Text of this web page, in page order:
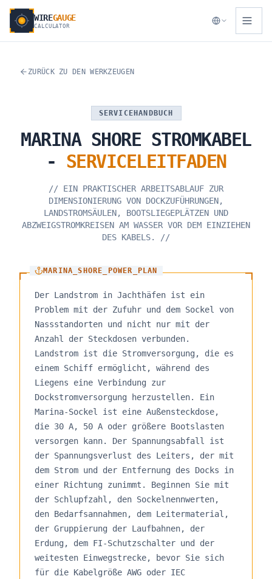
WIREGAUGE
CALCULATOR
ZURÜCK ZU DEN WERKZEUGEN
SERVICEHANDBUCH
MARINA SHORE STROMKABEL
- SERVICELEITFADEN
// EIN PRAKTISCHER ARBEITSABLAUF ZUR
DIMENSIONIERUNG VON DOCKZUFÜHRUNGEN,
LANDSTROMSÄULEN, BOOTSLIEGEPLÄTZEN UND
ABZWEIGSTROMKREISEN AM WASSER VOR DEM EINZIEHEN
DES KABELS.
//
MARINA_SHORE_POWER_PLAN
Der Landstrom in Jachthäfen ist ein
Problem mit der Zufuhr und dem Sockel von
Nassstandorten und nicht nur mit der
Anzahl der Steckdosen verbunden.
Landstrom ist die Stromversorgung, die es
einem Schiff ermöglicht, während des
Liegens eine Verbindung zur
Dockstromversorgung herzustellen. Ein
Marina-Sockel ist eine Außensteckdose,
die 30 A, 50 A oder größere Bootslasten
versorgen kann. Der Spannungsabfall ist
der Spannungsverlust des Leiters, der mit
dem Strom und der Entfernung des Docks in
einer Richtung zunimmt. Beginnen Sie mit
der Schlupfzahl, den Sockelnennwerten,
den Bedarfsannahmen, dem Leitermaterial,
der Gruppierung der Laufbahnen, der
Erdung, dem FI-Schutzschalter und der
weitesten Einwegstrecke, bevor Sie sich
für die Kabelgröße AWG oder IEC